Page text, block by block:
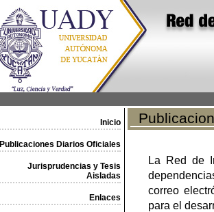
Inicio
Publicaciones Diarios Oficiales
Jurisprudencias y Tesis
Aisladas
Enlaces
La Red de
correo
para el